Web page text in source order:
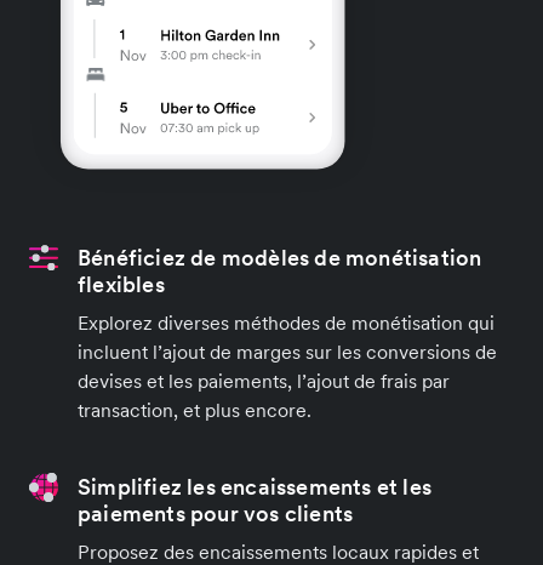
Bénéficiez de modèles de monétisation
flexibles
Explorez diverses méthodes de monétisation qui
incluent l’ajout de marges sur les conversions de
devises et les paiements, l’ajout de frais par
transaction, et plus encore.
Simplifiez les encaissements et les
paiements pour vos clients
Proposez des encaissements locaux rapides et